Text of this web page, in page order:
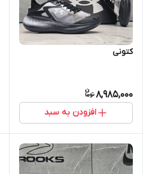
کتونی
8,985,000
افزودن به سبد